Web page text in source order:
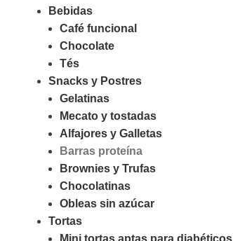
Bebidas
Café funcional
Chocolate
Tés
Snacks y Postres
Gelatinas
Mecato y tostadas
Alfajores y Galletas
Barras proteína
Brownies y Trufas
Chocolatinas
Obleas sin azúcar
Tortas
Mini tortas aptas para diabéticos